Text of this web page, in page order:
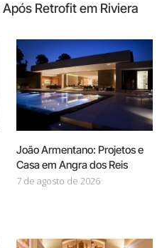
Retrofit em Riviera
João Armentano: Projetos e
Casa em Angra dos Reis
7 de agosto de 2026